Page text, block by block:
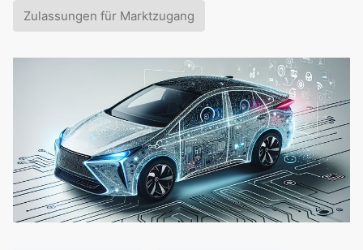
Zulassungen für Marktzugang